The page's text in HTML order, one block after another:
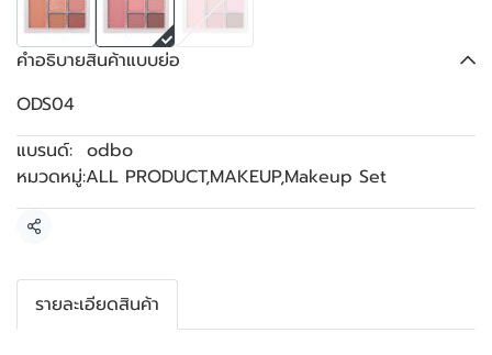
คำอธิบายสินค้าแบบย่อ
ODS04
แบรนด์: odbo
หมวดหมู่:ALL PRODUCT,MAKEUP,Makeup Set
แชร์
รายละเอียดสินค้า